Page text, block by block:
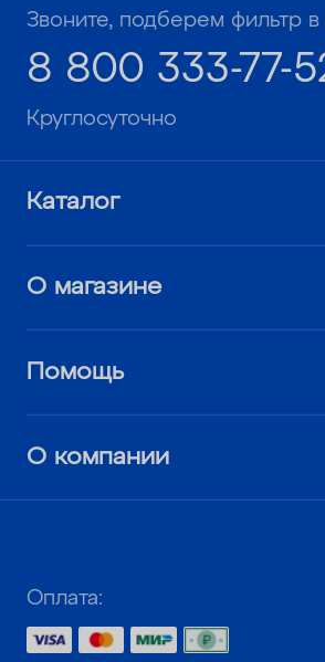
Звоните, подберем фильтр
8 800 333-77-
Круглосуточно
Каталог
О магазине
Помощь
О компании
Оплата: